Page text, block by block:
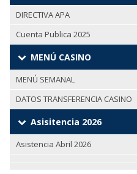
DIRECTIVA APA
Cuenta Publica 2025
MENÚ CASINO
MENÚ SEMANAL
DATOS TRANSFERENCIA CASINO
Asisitencia 2026
Asistencia Abril 2026